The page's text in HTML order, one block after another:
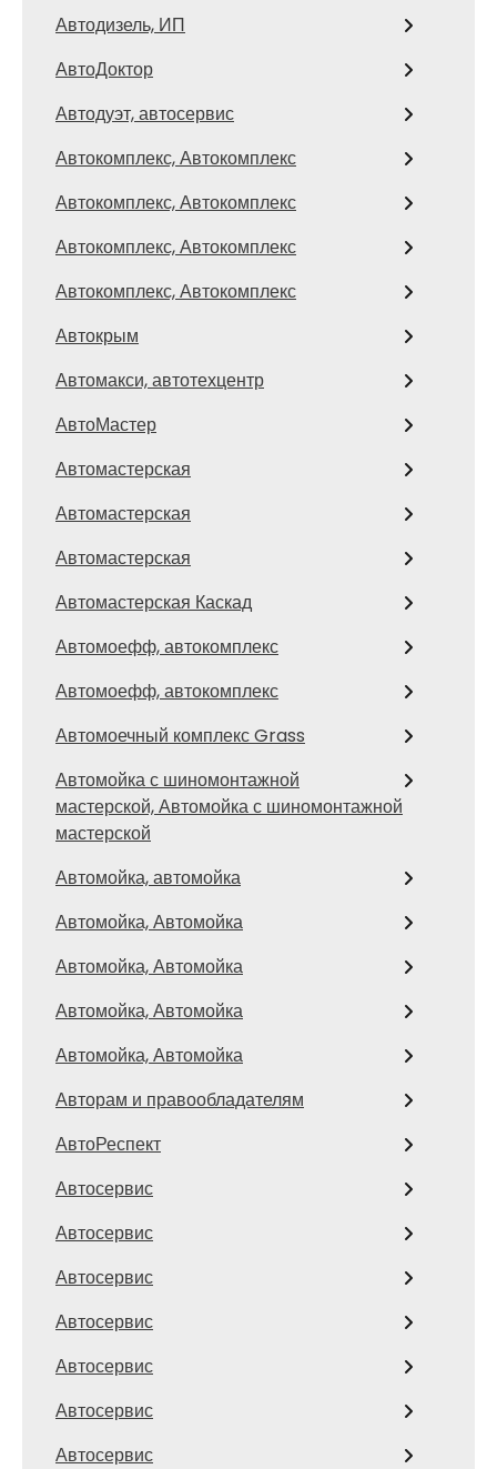
Автодизель, ИП
АвтоДоктор
Автодуэт, автосервис
Автокомплекс, Автокомплекс
Автокомплекс, Автокомплекс
Автокомплекс, Автокомплекс
Автокомплекс, Автокомплекс
Автокрым
Автомакси, автотехцентр
АвтоМастер
Автомастерская
Автомастерская
Автомастерская
Автомастерская Каскад
Автомоефф, автокомплекс
Автомоефф, автокомплекс
Автомоечный комплекс Grass
Автомойка с шиномонтажной
мастерской, Автомойка с шиномонтажной
мастерской
Автомойка, автомойка
Автомойка, Автомойка
Автомойка, Автомойка
Автомойка, Автомойка
Автомойка, Автомойка
Авторам и правообладателям
АвтоРеспект
Автосервис
Автосервис
Автосервис
Автосервис
Автосервис
Автосервис
Автосервис